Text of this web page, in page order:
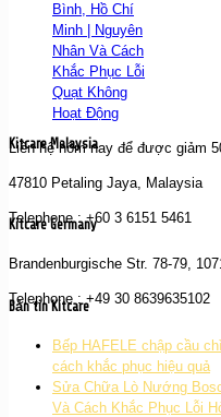
Bình, Hồ Chí
Minh | Nguyên
Nhân Và Cách
Khắc Phục Lỗi
Quạt Không
Hoạt Động
Liên hệ hôm nay để được giảm
Kitcare Malaysia
47810 Petaling Jaya, Malaysia
Telephone : +60 3 6151 5461
Kitcare Germany
Brandenburgische Str. 78-79,
Telephone : +49 30 8639635102
Bản tin Kitcare
Bếp HAFELE chập cầu
cách khắc phục hiệu quả
Sửa Chữa Lò Nướng
Và Cách Khắc Phục Lỗi